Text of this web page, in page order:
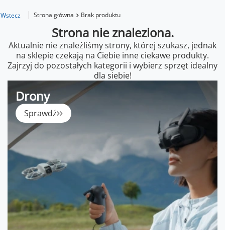
Wstecz Strona główna Brak produktu
Strona nie znaleziona.
Aktualnie nie znaleźliśmy strony, której szukasz, jednak
na sklepie czekają na Ciebie inne ciekawe produkty.
Zajrzyj do pozostałych kategorii i wybierz sprzęt idealny
dla siebie!
Drony
Sprawdź